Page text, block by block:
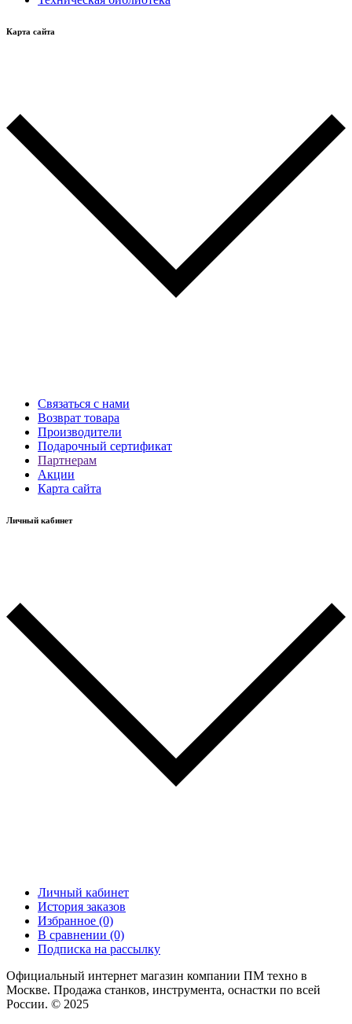
Карта сайта
Связаться с нами
Возврат товара
Производители
Подарочный сертификат
Партнерам
Акции
Карта сайта
Личный кабинет
Личный кабинет
История заказов
Избранное (0)
В сравнении (0)
Подписка на рассылку
Официальный интернет магазин компании ПМ техно в
Москве. Продажа станков, инструмента, оснастки по всей
России. © 2025